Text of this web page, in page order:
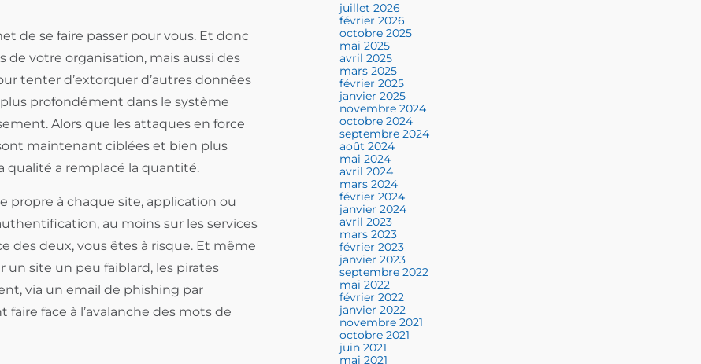
de se faire passer pour vous. Et donc
de votre organisation, mais aussi des
tenter d’extorquer d’autres données
profondément dans le système
Alors que les attaques en force
maintenant ciblées et bien plus
qualité a remplacé la quantité.
propre à chaque site, application ou
au moins sur les services
des deux, vous êtes à risque. Et même
un site un peu faiblard, les pirates
via un email de phishing par
faire face à l’avalanche des mots de
juillet 2026
février 2026
octobre 2025
mai 2025
avril 2025
mars 2025
février 2025
janvier 2025
novembre 2024
octobre 2024
septembre 2024
août 2024
mai 2024
avril 2024
mars 2024
février 2024
janvier 2024
avril 2023
mars 2023
février 2023
janvier 2023
septembre 2022
mai 2022
février 2022
janvier 2022
novembre 2021
octobre 2021
juin 2021
mai 2021